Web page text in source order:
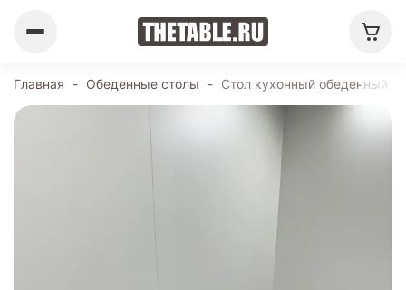
Главная - Обеденные столы - Стол кухонный обеденный